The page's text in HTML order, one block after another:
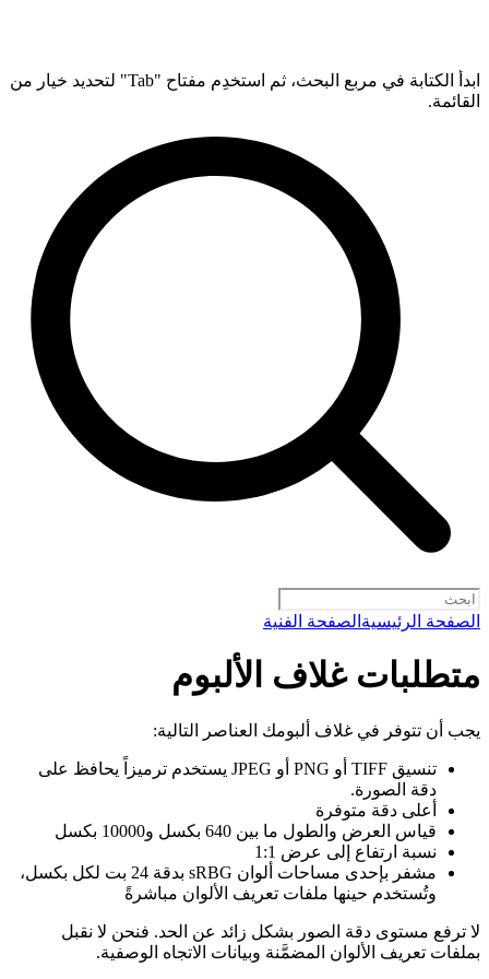
ابدأ الكتابة في مربع البحث، ثم استخدِم مفتاح "Tab" لتحديد خيار من
القائمة.
الصفحة الرئيسية الصفحة الفنية
متطلبات غلاف الألبوم
يجب أن تتوفر في غلاف ألبومك العناصر التالية:
تنسيق TIFF أو PNG أو JPEG يستخدم ترميزاً يحافظ على
دقة الصورة.
أعلى دقة متوفرة
قياس العرض والطول ما بين 640 بكسل و10000 بكسل
نسبة ارتفاع إلى عرض 1:1
مشفر بإحدى مساحات ألوان sRBG بدقة 24 بت لكل بكسل،
وتُستخدم حينها ملفات تعريف الألوان مباشرةً
لا ترفع مستوى دقة الصور بشكل زائد عن الحد. فنحن لا نقبل
بملفات تعريف الألوان المضمَّنة وبيانات الاتجاه الوصفية.